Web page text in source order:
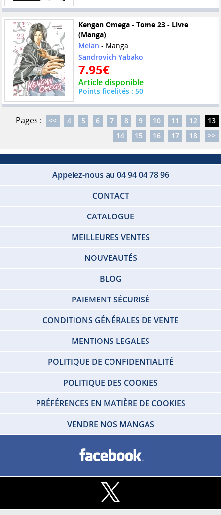
Kengan Omega - Tome 23 - Livre
(Manga)
Meian - Manga
Sandrovich Yabako
7.95€
Article disponible
Points fidelités : 50
Pages : << 4 5 6 7 8 9 10 11 12
13
14
15 16 17 18 >>
Appelez-nous au 04 94 04 78 96
CONTACT
CATALOGUE
MEILLEURES VENTES
NOUVEAUTÉS
BLOG
PAIEMENT SÉCURISÉ
CONDITIONS GÉNÉRALES DE VENTE
MENTIONS LEGALES
POLITIQUE DE CONFIDENTIALITÉ
POLITIQUE DES COOKIES
PRÉFÉRENCES EN MATIÈRE DE COOKIES
VENDRE NOS MANGAS